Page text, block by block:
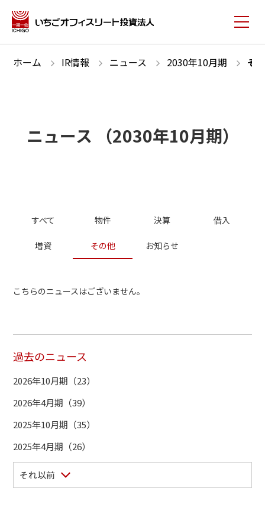
ホーム IR情報 ニュース 2030年10月期 そ
ニュース （2030年10月期）
すべて 物件 決算 借入
増資 その他 お知らせ
こちらのニュースはございません。
過去のニュース
2026年10月期（23）
2026年4月期（39）
2025年10月期（35）
2025年4月期（26）
それ以前